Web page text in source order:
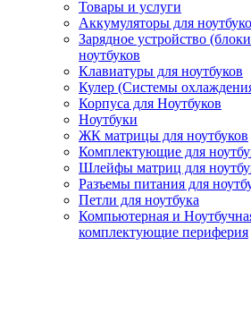
Товары и услуги
Аккумуляторы для
Зарядное устройство
ноутбуков
Клавиатуры для ноутбуков
Кулер (Системы
Корпуса для Ноутбуков
Ноутбуки
ЖК матрицы для ноутбуков
Комплектующие для
Шлейфы матриц для
Разъемы питания для
Петли для ноутбука
Компьютерная и
комплектующие периферия